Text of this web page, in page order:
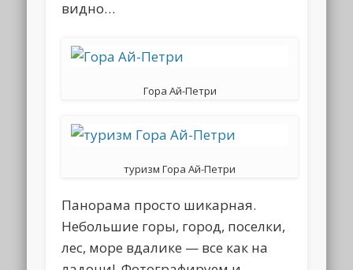
видно…
Гора Ай-Петри
туризм Гора Ай-Петри
Панорама просто шикарная.
Небольшие горы, город, поселки,
лес, море вдалике — все как на